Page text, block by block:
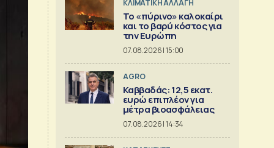
ΚΛΙΜΑΤΙΚΗ ΑΛΛΑΓΗ
Το «πύρινο» καλοκαίρι
και το βαρύ κόστος για
την Ευρώπη
07.08.2026 | 15:00
AGRO
Καββαδάς: 12,5 εκατ.
ευρώ επιπλέον για
μέτρα βιοασφάλειας
07.08.2026 | 14:34